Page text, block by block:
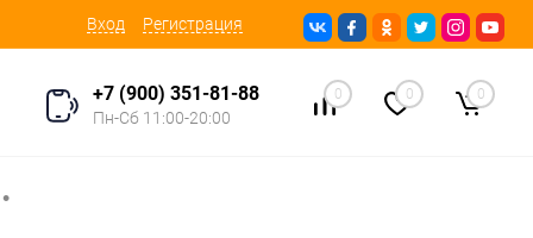
Вход Регистрация
+7 (900) 351-81-88
Пн-Сб 11:00-20:00
0 0 0
•